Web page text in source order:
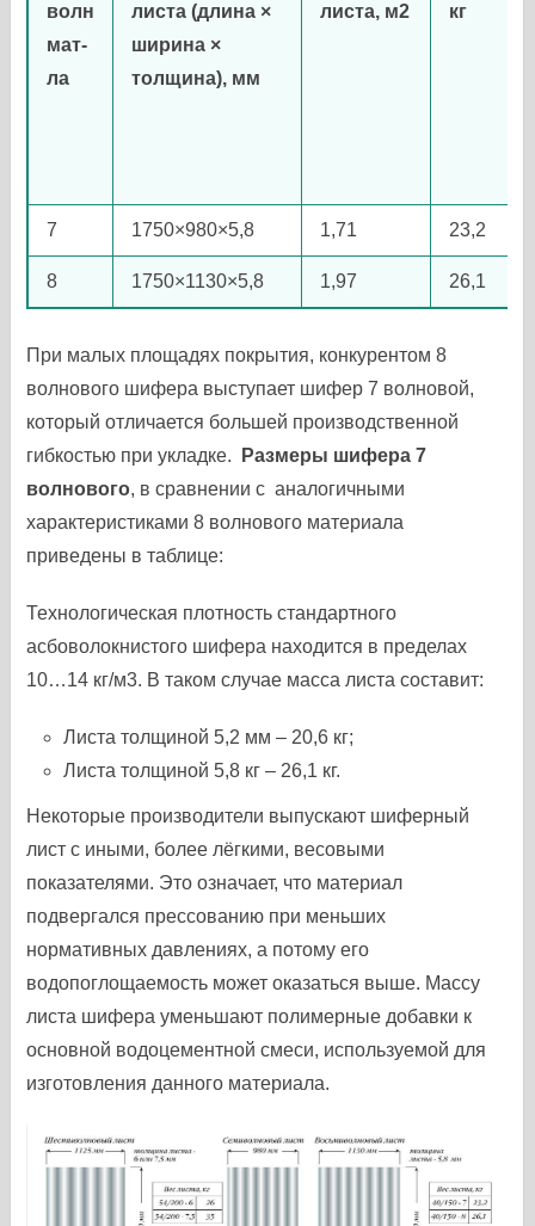
волн
мат-
ла
листа (длина ×
ширина ×
толщина), мм
листа, м2
кг
7 1750×980×5,8 1,71 23,2
8 1750×1130×5,8 1,97 26,1
При малых площадях покрытия, конкурентом 8
волнового шифера выступает шифер 7 волновой,
который отличается большей производственной
гибкостью при укладке.
Размеры шифера 7
волнового, в сравнении с аналогичными
характеристиками 8 волнового материала
приведены в таблице:
Технологическая плотность стандартного
асбоволокнистого шифера находится в пределах
10…14 кг/м3. В таком случае масса листа составит:
Листа толщиной 5,2 мм – 20,6 кг;
Листа толщиной 5,8 кг – 26,1 кг.
Некоторые производители выпускают шиферный
лист с иными, более лёгкими, весовыми
показателями. Это означает, что материал
подвергался прессованию при меньших
нормативных давлениях, а потому его
водопоглощаемость может оказаться выше. Массу
листа шифера уменьшают полимерные добавки к
основной водоцементной смеси, используемой для
изготовления данного материала.